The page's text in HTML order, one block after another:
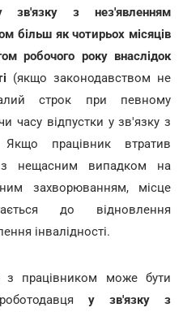
зв'язку з нез'явленням
більш як чотирьох місяців
робочого року внаслідок
(якщо законодавством не
строк при певному
часу відпустки у зв'язку з
працівник втратив
з нещасним випадком на
захворюванням, місце
до відновлення
інвалідності.
з працівником може бути
у зв'язку з